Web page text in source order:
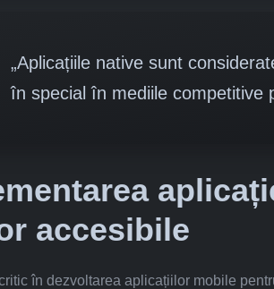
„Aplicațiile native sunt
în special în mediile competitive
accesibile
în dezvoltarea aplicațiilor mobile